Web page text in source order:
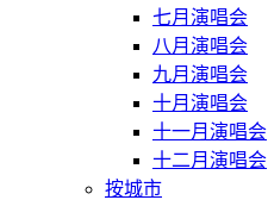
七月演唱会
八月演唱会
九月演唱会
十月演唱会
十一月演唱会
十二月演唱会
按城市